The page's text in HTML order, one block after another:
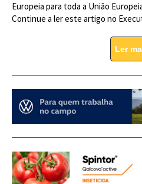
Europeia para toda a União
Continue a ler este artigo no
Ler